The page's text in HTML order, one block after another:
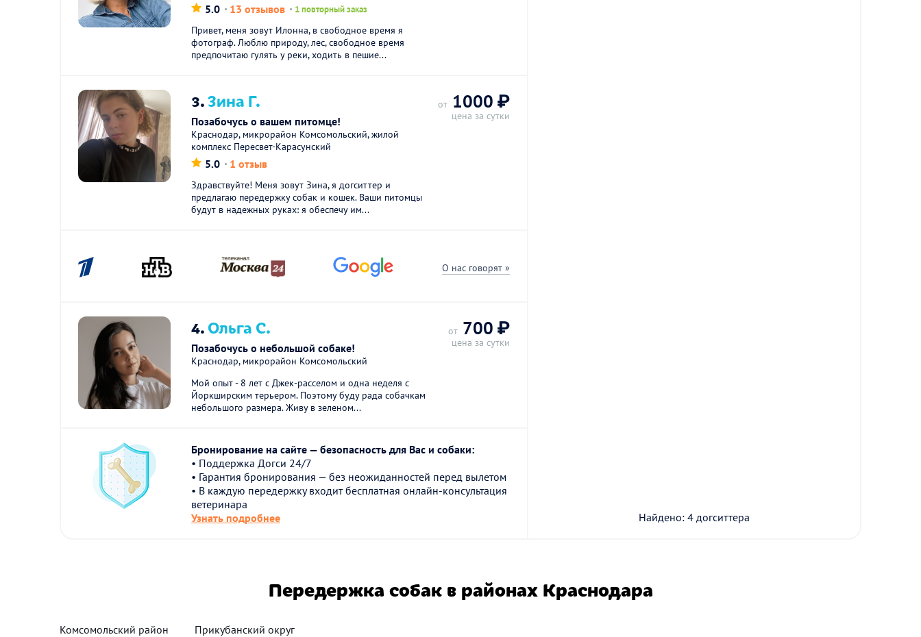
5.0 13 отзывов 1 повторный заказ
Привет, меня зовут Илонна, в свободное время я
фотограф. Люблю природу, лес, свободное время
предпочитаю гулять у реки, ходить в пешие...
3.Зина Г.
Позабочусь о вашем питомце!
Краснодар, микрорайон Комсомольский, жилой
комплекс Пересвет-Карасунский
5.0 1 отзыв
Здравствуйте! Меня зовут Зина, я догситтер и
предлагаю передержку собак и кошек. Ваши питомцы
будут в надежных руках: я обеспечу им...
от 1000 ₽
цена за сутки
О нас говорят »
4.Ольга С.
Позабочусь о небольшой собаке!
Краснодар, микрорайон Комсомольский
Мой опыт - 8 лет с Джек-расселом и одна неделя с
Йоркширским терьером. Поэтому буду рада собачкам
небольшого размера. Живу в зеленом...
от 700 ₽
цена за сутки
Бронирование на сайте — безопасность для Вас и собаки:
• Поддержка Догси 24/7
• Гарантия бронирования — без неожиданностей перед вылетом
• В каждую передержку входит бесплатная онлайн-консультация
ветеринара
Узнать подробнее
Найдено: 4 догситтера
Передержка собак в районах Краснодара
Комсомольский район Прикубанский округ